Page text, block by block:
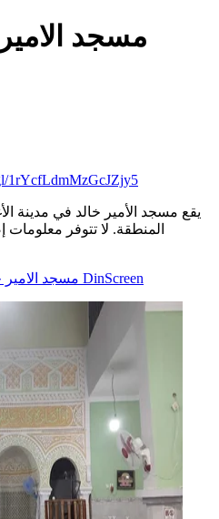
مسجد
1rYcfLdmMzGcJZjy5
يقع مسجد الأمير خالد في مدينة
المنطقة. لا تتوفر
مسجد الامير DinScreen